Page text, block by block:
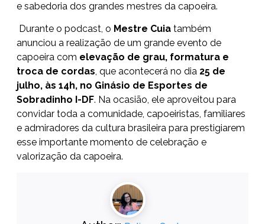
e sabedoria dos grandes mestres da capoeira.
Durante o podcast, o Mestre Cuia também
anunciou a realização de um grande evento de
capoeira com elevação de grau, formatura e
troca de cordas, que acontecerá no dia 25 de
julho, às 14h, no Ginásio de Esportes de
Sobradinho I-DF. Na ocasião, ele aproveitou para
convidar toda a comunidade, capoeiristas, familiares
e admiradores da cultura brasileira para prestigiarem
esse importante momento de celebração e
valorização da capoeira.